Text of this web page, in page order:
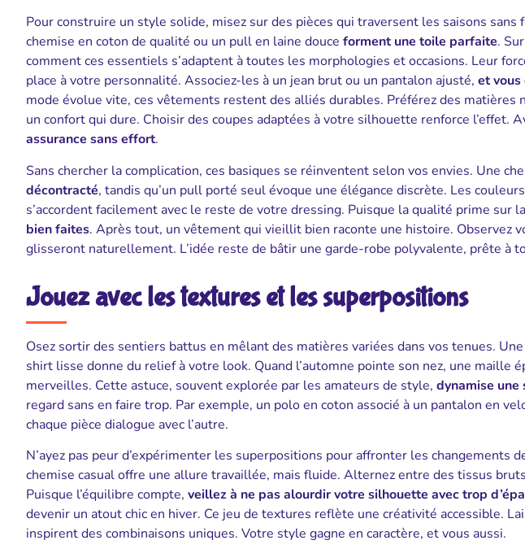
Pour construire un style solide, misez sur des pièces qui traversent les saisons
chemise en coton de qualité ou un pull en laine douce forment une toile parfaite.
comment ces essentiels s’adaptent à toutes les morphologies et occasions. Leur
place à votre personnalité. Associez-les à un jean brut ou un pantalon ajusté, et
mode évolue vite, ces vêtements restent des alliés durables. Préférez des
un confort qui dure. Choisir des coupes adaptées à votre silhouette renforce l’effet.
assurance sans effort.
Sans chercher la complication, ces basiques se réinventent selon vos envies. Une
décontracté, tandis qu’un pull porté seul évoque une élégance discrète. Les
s’accordent facilement avec le reste de votre dressing. Puisque la qualité prime sur
bien faites. Après tout, un vêtement qui vieillit bien raconte une histoire. Observez
glisseront naturellement. L’idée reste de bâtir une garde-robe polyvalente, prête à
Jouez avec les textures et les superpositions
Osez sortir des sentiers battus en mêlant des matières variées dans vos tenues.
shirt lisse donne du relief à votre look. Quand l’automne pointe son nez, une maille
merveilles. Cette astuce, souvent explorée par les amateurs de style, dynamise une
regard sans en faire trop. Par exemple, un polo en coton associé à un pantalon en
chaque pièce dialogue avec l’autre.
N’ayez pas peur d’expérimenter les superpositions pour affronter les changements
chemise casual offre une allure travaillée, mais fluide. Alternez entre des tissus
Puisque l’équilibre compte, veillez à ne pas alourdir votre silhouette avec trop
devenir un atout chic en hiver. Ce jeu de textures reflète une créativité accessible.
inspirent des combinaisons uniques. Votre style gagne en caractère, et vous aussi.